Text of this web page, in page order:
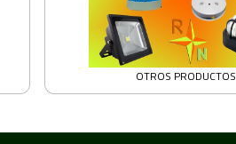
OTROS PRODUCTOS